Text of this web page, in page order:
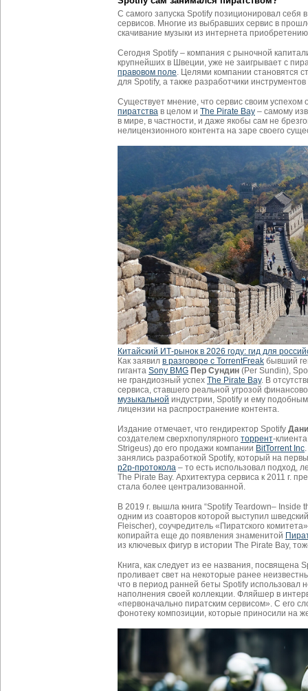
С самого запуска Spotify позиционировал себя
сервисов. Многие из выбравших сервис в
скачивание музыки из интернета
Сегодня Spotify – компания с рыночной
крупнейших в Швеции, уже не заигрывает с
правовом поле. Целями компании становятся
для Spotify, а также разработчики
Существует мнение, что сервис своим успехом
пиратства в целом и The Pirate Bay – самому
в мире, в частности, и даже якобы сам не
нелицензионного контента на заре своего
Китайский ИТ-рынок в 2026 году: гид для
Как заявил в разговоре с TorrentFreak бывший
гиганта Sony BMG Пер Сундин (Per Sundin),
не грандиозный успех The Pirate Bay. В
сервиса, ставшего реальной угрозой
музыкальной индустрии, Spotify и ему
лицензии на распространение контента.
Издание отмечает, что гендиректор Spotify
создателем сверхпопулярного торрент-
Strigeus) до его продажи компании BitTorrent Inc
занялись разработкой Spotify, который на
p2p-протокола – то есть использовал подход,
The Pirate Bay. Архитектура сервиса к 2011 г.
стала более централизованной.
В 2019 г. вышла книга “Spotify Teardown– Inside
одним из соавторов которой выступил
Fleischer), соучредитель «Пиратского
копирайта еще до появления знаменитой
из ключевых фигур в истории The Pirate Bay,
Книга, как следует из ее названия, посвящена
проливает свет на некоторые ранее
что в период ранней беты Spotify использовал
наполнения своей коллекции. Фляйшер в
«первоначально пиратским сервисом». С его
фонотеку композиции, которые приносили на